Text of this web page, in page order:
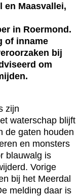
en Maasvallei,
in Roermond.
of inname
bij
om
zijn
waterschap blijft
de gaten houden
en monsters
blauwalg is
Vorige
bij het Meerdal
melding daar is